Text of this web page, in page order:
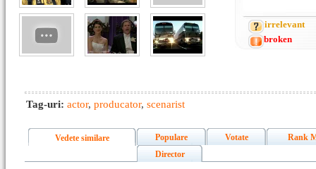
irrelevant
broken
Tag-uri: actor, producator, scenarist
Vedete similare Populare Votate
Rank
Director